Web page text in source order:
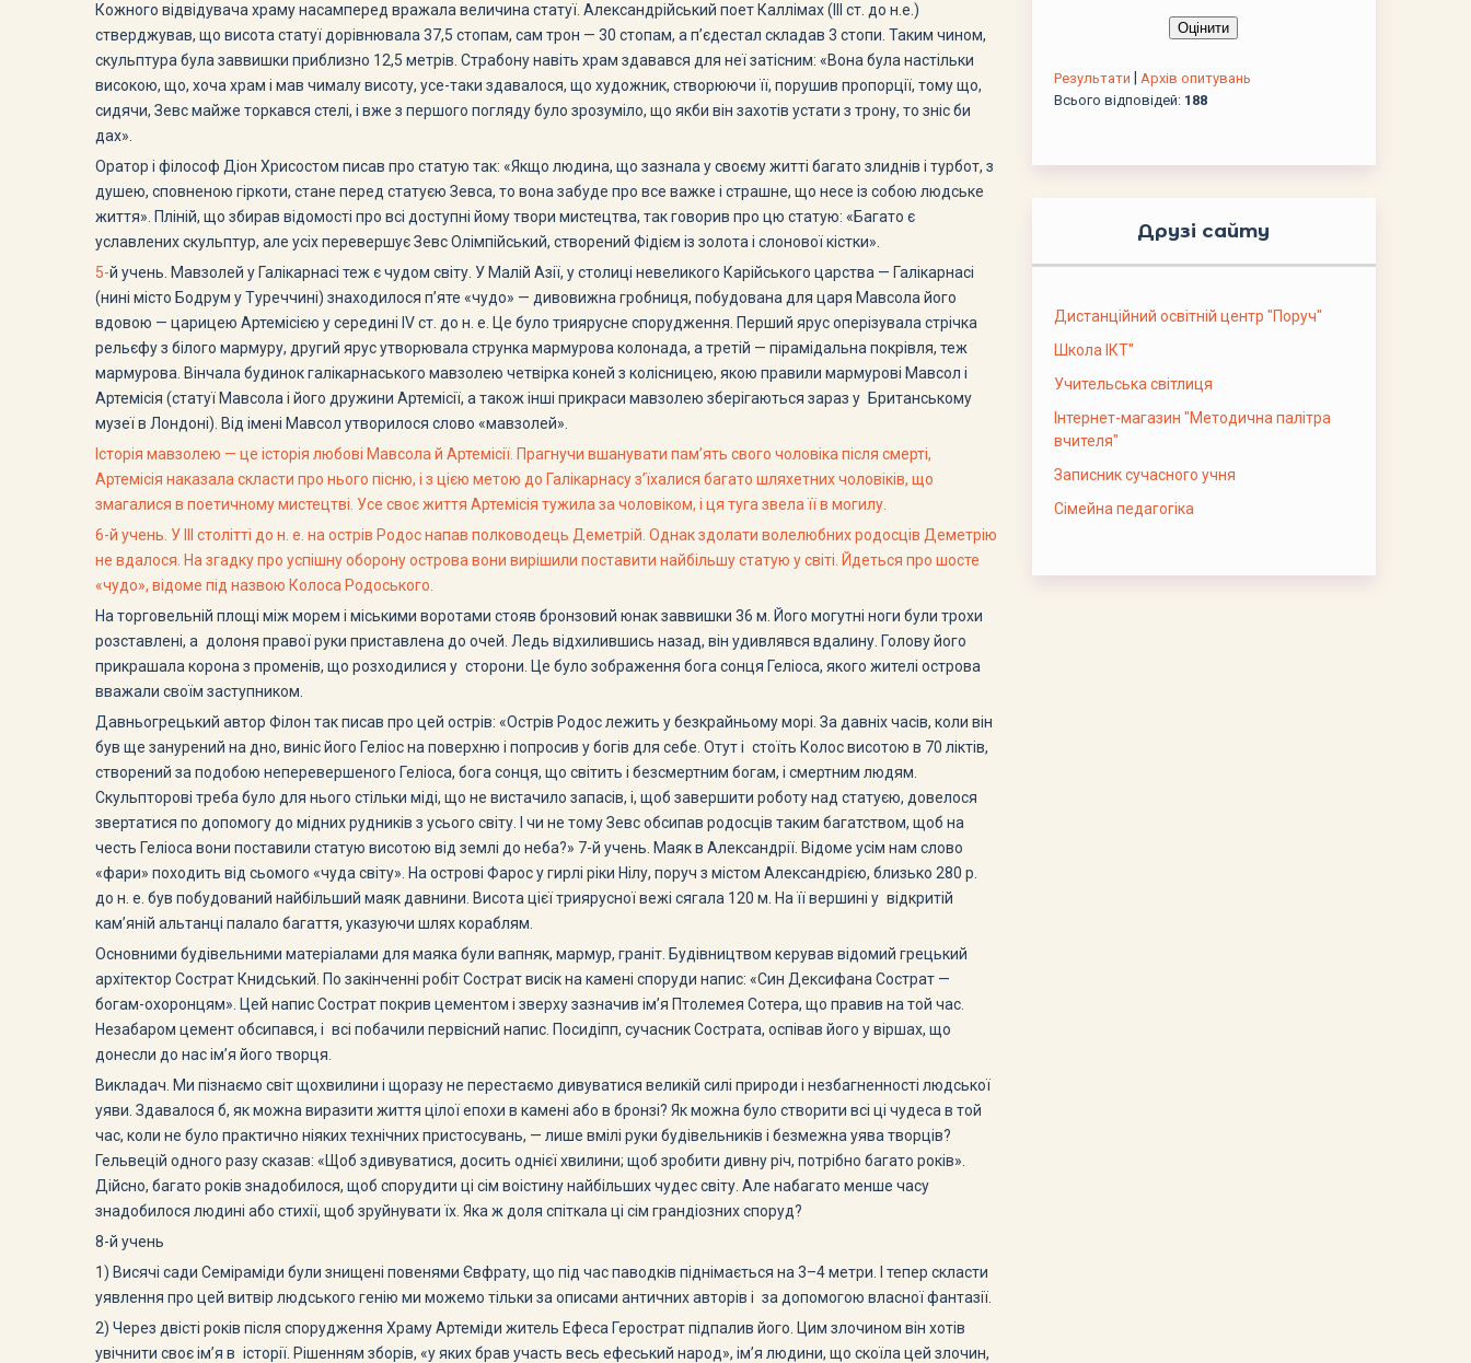
Кожного відвідувача храму насамперед вражала величина статуї. Александрійський поет Каллімах (III ст. до н.е.)
стверджував, що висота статуї дорівнювала 37,5 стопам, сам трон — 30 стопам, а п’єдестал складав 3 стопи. Таким чином,
скульптура була заввишки приблизно 12,5 метрів. Страбону навіть храм здавався для неї затісним: «Вона була настільки
високою, що, хоча храм і мав чималу висоту, усе-таки здавалося, що художник, створюючи її, порушив пропорції, тому що,
сидячи, Зевс майже торкався стелі, і вже з першого погляду було зрозуміло, що якби він захотів устати з трону, то зніс би
дах».
Оратор і філософ Діон Хрисостом писав про статую так: «Якщо людина, що зазнала у своєму житті багато злиднів і турбот, з
душею, сповненою гіркоти, стане перед статуєю Зевса, то вона забуде про все важке і страшне, що несе із собою людське
життя». Пліній, що збирав відомості про всі доступні йому твори мистецтва, так говорив про цю статую: «Багато є
уславлених скульптур, але усіх перевершує Зевс Олімпійський, створений Фідієм із золота і слонової кістки».
5-й учень. Мавзолей у Галікарнасі теж є чудом світу. У Малій Азії, у столиці невеликого Карійського царства — Галікарнасі
(нині місто Бодрум у Туреччині) знаходилося п’яте «чудо» — дивовижна гробниця, побудована для царя Мавсола його
вдовою — царицею Артемісією у середині IV ст. до н. е. Це було триярусне спорудження. Перший ярус оперізувала стрічка
рельєфу з білого мармуру, другий ярус утворювала струнка мармурова колонада, а третій — пірамідальна покрівля, теж
мармурова. Вінчала будинок галікарнаського мавзолею четвірка коней з колісницею, якою правили мармурові Мавсол і
Артемісія (статуї Мавсола і його дружини Артемісії, а також інші прикраси мавзолею зберігаються зараз у Британському
музеї в Лондоні). Від імені Мавсол утворилося слово «мавзолей».
Історія мавзолею — це історія любові Мавсола й Артемісії. Прагнучи вшанувати пам’ять свого чоловіка після смерті,
Артемісія наказала скласти про нього пісню, і з цією метою до Галікарнасу з’їхалися багато шляхетних чоловіків, що
змагалися в поетичному мистецтві. Усе своє життя Артемісія тужила за чоловіком, і ця туга звела її в могилу.
6-й учень. У III столітті до н. е. на острів Родос напав полководець Деметрій. Однак здолати волелюбних родосців Деметрію
не вдалося. На згадку про успішну оборону острова вони вирішили поставити найбільшу статую у світі. Йдеться про шосте
«чудо», відоме під назвою Колоса Родоського.
На торговельній площі між морем і міськими воротами стояв бронзовий юнак заввишки 36 м. Його могутні ноги були трохи
розставлені, а долоня правої руки приставлена до очей. Ледь відхилившись назад, він удивлявся вдалину. Голову його
прикрашала корона з променів, що розходилися у сторони. Це було зображення бога сонця Геліоса, якого жителі острова
вважали своїм заступником.
Давньогрецький автор Філон так писав про цей острів: «Острів Родос лежить у безкрайньому морі. За давніх часів, коли він
був ще занурений на дно, виніс його Геліос на поверхню і попросив у богів для себе. Отут і стоїть Колос висотою в 70 ліктів,
створений за подобою неперевершеного Геліоса, бога сонця, що світить і безсмертним богам, і смертним людям.
Скульпторові треба було для нього стільки міді, що не вистачило запасів, і, щоб завершити роботу над статуєю, довелося
звертатися по допомогу до мідних рудників з усього світу. І чи не тому Зевс обсипав родосців таким багатством, щоб на
честь Геліоса вони поставили статую висотою від землі до неба?» 7-й учень. Маяк в Александрії. Відоме усім нам слово
«фари» походить від сьомого «чуда світу». На острові Фарос у гирлі ріки Нілу, поруч з містом Александрією, близько 280 р.
до н. е. був побудований найбільший маяк давнини. Висота цієї триярусної вежі сягала 120 м. На її вершині у відкритій
кам’яній альтанці палало багаття, указуючи шлях кораблям.
Основними будівельними матеріалами для маяка були вапняк, мармур, граніт. Будівництвом керував відомий грецький
архітектор Сострат Книдський. По закінченні робіт Сострат висік на камені споруди напис: «Син Дексифана Сострат —
богам-охоронцям». Цей напис Сострат покрив цементом і зверху зазначив ім’я Птолемея Сотера, що правив на той час.
Незабаром цемент обсипався, і всі побачили первісний напис. Посидіпп, сучасник Сострата, оспівав його у віршах, що
донесли до нас ім’я його творця.
Викладач. Ми пізнаємо світ щохвилини і щоразу не перестаємо дивуватися великій силі природи і незбагненності людської
уяви. Здавалося б, як можна виразити життя цілої епохи в камені або в бронзі? Як можна було створити всі ці чудеса в той
час, коли не було практично ніяких технічних пристосувань, — лише вмілі руки будівельників і безмежна уява творців?
Гельвецій одного разу сказав: «Щоб здивуватися, досить однієї хвилини; щоб зробити дивну річ, потрібно багато років».
Дійсно, багато років знадобилося, щоб спорудити ці сім воістину найбільших чудес світу. Але набагато менше часу
знадобилося людині або стихії, щоб зруйнувати їх. Яка ж доля спіткала ці сім грандіозних споруд?
8-й учень
1) Висячі сади Семіраміди були знищені повенями Євфрату, що під час паводків піднімається на 3–4 метри. І тепер скласти
уявлення про цей витвір людського генію ми можемо тільки за описами античних авторів і за допомогою власної фантазії.
2) Через двісті років після спорудження Храму Артеміди житель Ефеса Герострат підпалив його. Цим злочином він хотів
увічнити своє ім’я в історії. Рішенням зборів, «у яких брав участь весь ефеський народ», ім’я людини, що скоїла цей злочин,
Результати
Архів опитувань
Всього відповідей: 188
Друзі сайту
Дистанційний освітній центр "Поруч"
Школа ІКТ"
Учительська світлиця
Інтернет-магазин "Методична палітра
вчителя"
Записник сучасного учня
Сімейна педагогіка